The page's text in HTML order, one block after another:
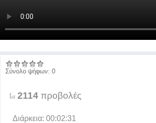
Σύνολο ψήφων: 0
2114 προβολές
Διάρκεια: 00:02:31